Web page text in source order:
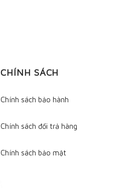
CHÍNH SÁCH
Chính sách bảo hành
Chính sách đổi trả hàng
Chính sách bảo mật